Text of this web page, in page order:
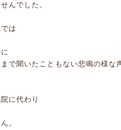
んでした。
は
で聞いたこともない悲鳴の様な
に代わり
。